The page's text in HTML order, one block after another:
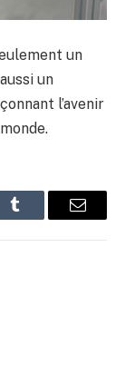
un
un
l’avenir
Tumblr Email